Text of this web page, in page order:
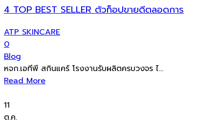
4 TOP BEST SELLER ตัวท็อปขายดีตลอดการ
ATP SKINCARE
0
Blog
หจก.เอทีพี สกินแคร์ โรงงานรับผลิตครบวงจร ไ...
Read More
11
ต.ค.